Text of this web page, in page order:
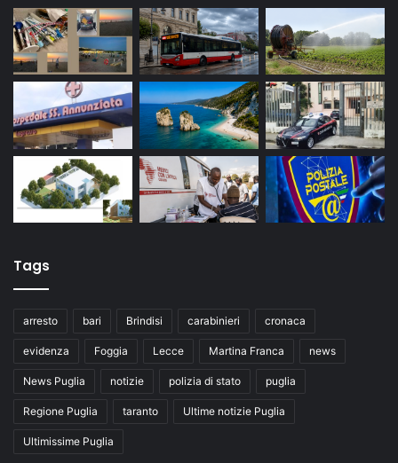
Tags
arresto bari Brindisi carabinieri cronaca
evidenza Foggia Lecce Martina Franca news
News Puglia notizie polizia di stato puglia
Regione Puglia taranto Ultime notizie Puglia
Ultimissime Puglia